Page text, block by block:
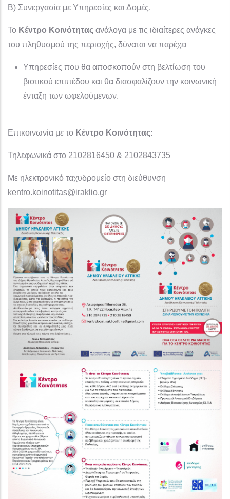
Β) Συνεργασία με Υπηρεσίες και Δομές.
Το Κέντρο Κοινότητας ανάλογα με τις ιδιαίτερες ανάγκες
του πληθυσμού της περιοχής, δύναται να παρέχει
Υπηρεσίες που θα αποσκοπούν στη βελτίωση του
βιοτικού επιπέδου και θα διασφαλίζουν την κοινωνική
ένταξη των ωφελούμενων.
Επικοινωνία με το Κέντρο Κοινότητας:
Τηλεφωνικά στο 2102816450 & 2102843735
Με ηλεκτρονικό ταχυδρομείο στη διεύθυνση
kentro.koinotitas@iraklio.gr